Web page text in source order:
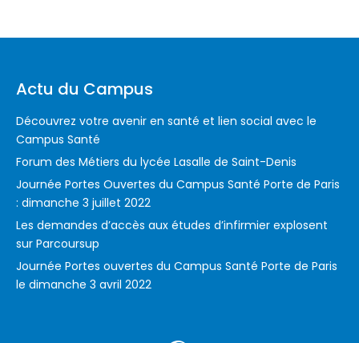
Actu du Campus
Découvrez votre avenir en santé et lien social avec le
Campus Santé
Forum des Métiers du lycée Lasalle de Saint-Denis
Journée Portes Ouvertes du Campus Santé Porte de Paris
: dimanche 3 juillet 2022
Les demandes d’accès aux études d’infirmier explosent
sur Parcoursup
Journée Portes ouvertes du Campus Santé Porte de Paris
le dimanche 3 avril 2022